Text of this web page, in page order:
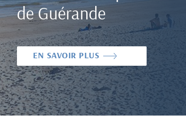
de Guérande
EN SAVOIR PLUS